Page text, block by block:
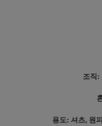
조직:
용도: 셔츠, 원